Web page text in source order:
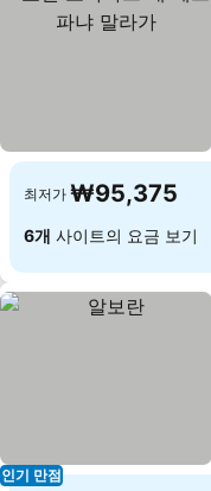
최저가 ₩95,375
6개 사이트의 요금 보기
인기 만점